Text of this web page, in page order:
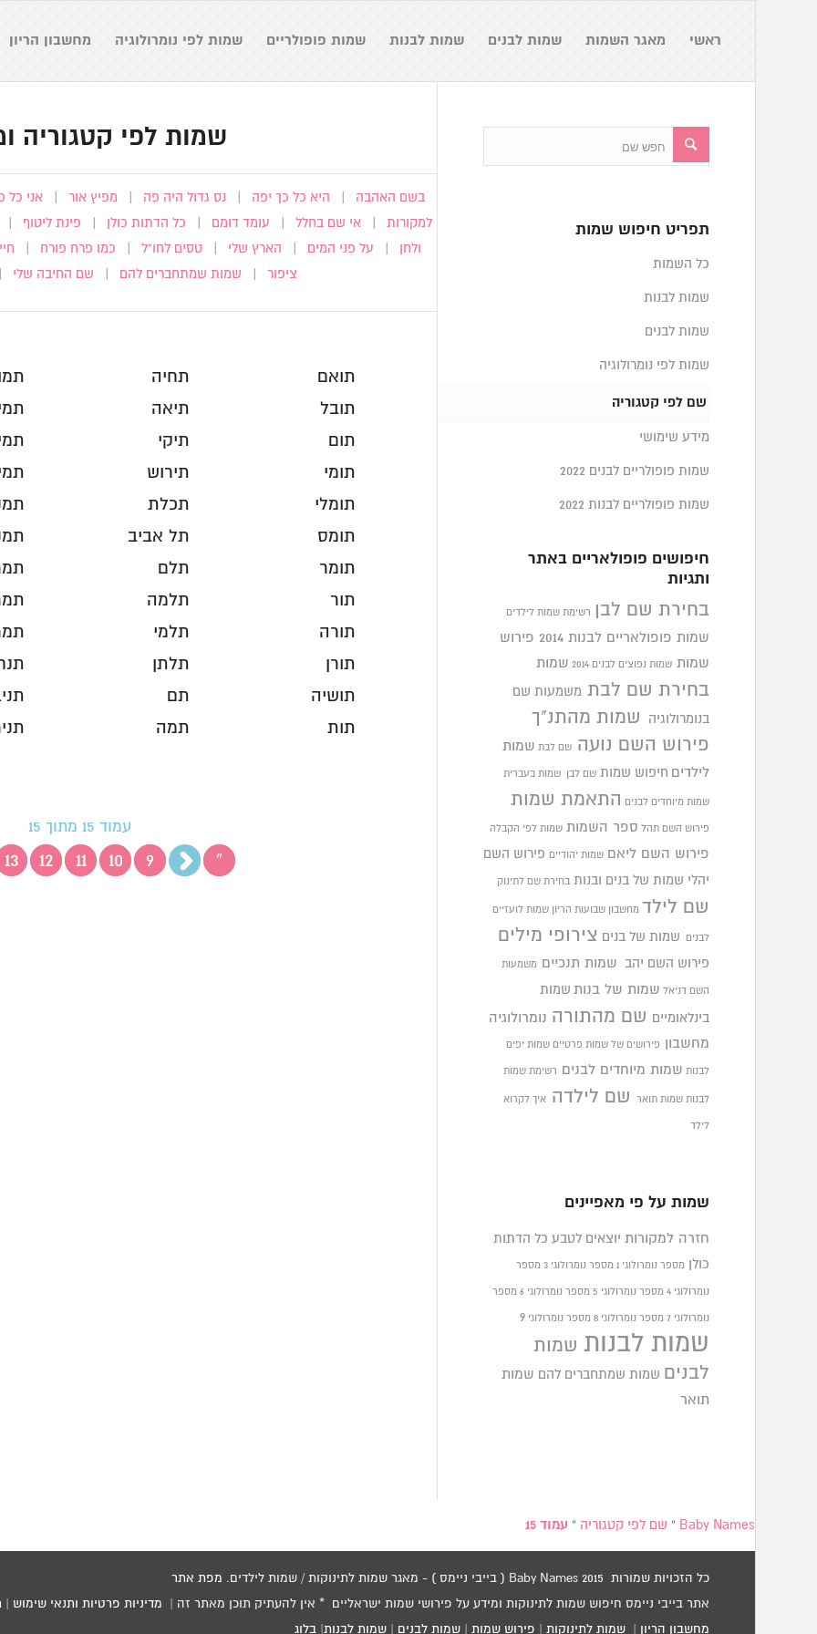
ראשי מאגר השמות שמות לבנים שמות לבנות שמות פופולריים שמות לפי נומרולוגיה מחשבון הריון
שמות לפי קטגוריה
בשם האהבה היא כל כך יפה |נס גדול היה פה מפיץ אור |אני כל
למקורות |אי שם בחלל עומד דומם כל הדתות כולן פינת ליטוף
ולחן על פני המים הארץ שלי |טסים לחו”ל כמו פרח פורח
ציפור שמות שמתחברים להם שם החיבה שלי
תואם
תובל
תום
תומי
תומלי
תומס
תומר
תור
תורה
תורן
תושיה
תות
תחיה
תיאה
תיקי
תירוש
תכלת
תל אביב
תלם
תלמה
תלמי
תלתן
תם
תמה
עמוד 15 מתוך 15
« ‹
9
10
11
12
13
תפריט חיפוש שמות
כל השמות
שמות לבנות
שמות לבנים
שמות לפי נומרולוגיה
שם לפי קטגוריה
מידע שימושי
שמות פופולריים לבנים 2022
שמות פופולריים לבנות 2022
חיפושים פופולאריים באתר
ותגיות
בחירת שם לבן רשימת שמות לילדים
שמות פופולאריים לבנות 2014 פירוש
שמות שמות נפוצים לבנים 2014 שמות
בחירת שם לבת משמעות שם
בנומרולוגיה
שמות מהתנ"ך
פירוש השם נועה
שם לבת שמות
לילדים חיפוש שמות שם לבן שמות בעברית
שמות מיוחדים לבנים התאמת שמות
פירוש השם תהל ספר השמות שמות לפי הקבלה
פירוש השם ליאם שמות יהודיים פירוש השם
יהלי שמות של בנים ובנות בחירת שם לתינוק
שם לילד מחשבון שבועות הריון שמות לועזיים
לבנים שמות של בנים צירופי מילים
פירוש השם יהב שמות תנכיים משמעות
השם דניאל שמות של בנות שמות
בינלאומיים שם מהתורה נומרולוגיה
מחשבון פירושים של שמות פרטיים שמות יפים
לבנות שמות מיוחדים לבנים רשימת שמות
לבנות שמות תואר שם לילדה איך לקרוא
לילד
שמות על פי מאפיינים
חזרה למקורות יוצאים לטבע כל הדתות
כולן מספר נומרולוגי 1 מספר נומרולוגי 3 מספר
נומרולוגי 4 מספר נומרולוגי 5 מספר נומרולוגי 6 מספר
נומרולוגי 7 מספר נומרולוגי 8 מספר נומרולוגי9
שמות לבנות שמות
לבנים
שמות שמתחברים להם שמות
תואר
Baby Names
» שם לפי קטגוריה » עמוד 15
כל הזכויות שמורות 2015 Baby Names ( בייבי ניימס ) - מאגר שמות לתינוקות / שמות לילדים. מפת אתר
אתר בייבי ניימס חיפוש שמות לתינוקות ומידע על פירושי שמות ישראליים * אין להעתיק תוכן מאתר זה | מדיניות פרטיות ותנאי שימוש
מחשבון הריון |שמות לתינוקות פירוש שמות |שמות לבנים |שמות לבנות בלוג